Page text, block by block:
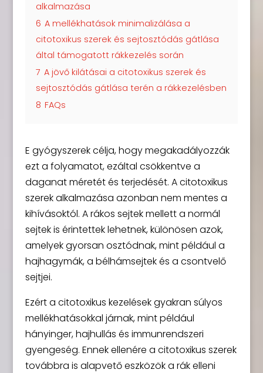
alkalmazása
6 A mellékhatások minimalizálása a
citotoxikus szerek és sejtosztódás gátlása
által támogatott rákkezelés során
7 A jövő kilátásai a citotoxikus szerek és
sejtosztódás gátlása terén a rákkezelésben
8 FAQs
E gyógyszerek célja, hogy megakadályozzák
ezt a folyamatot, ezáltal csökkentve a
daganat méretét és terjedését. A citotoxikus
szerek alkalmazása azonban nem mentes a
kihívásoktól. A rákos sejtek mellett a normál
sejtek is érintettek lehetnek, különösen azok,
amelyek gyorsan osztódnak, mint például a
hajhagymák, a bélhámsejtek és a csontvelő
sejtjei.
Ezért a citotoxikus kezelések gyakran súlyos
mellékhatásokkal járnak, mint például
hányinger, hajhullás és immunrendszeri
gyengeség. Ennek ellenére a citotoxikus szerek
továbbra is alapvető eszközök a rák elleni